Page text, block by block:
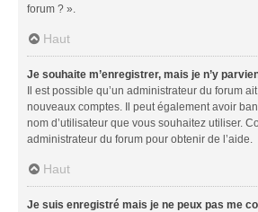
forum ? ».
Haut
Je souhaite m’enregistrer, mais je n’y
Il est possible qu’un administrateur du forum
nouveaux comptes. Il peut également avoir
nom d’utilisateur que vous souhaitez utiliser.
administrateur du forum pour obtenir de l’aide.
Haut
Je suis enregistré mais je ne peux pas me